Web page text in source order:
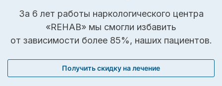
За 6 лет работы наркологического центра
«REHAB» мы смогли избавить
от зависимости более 85%, наших пациентов.
Получить скидку на лечение